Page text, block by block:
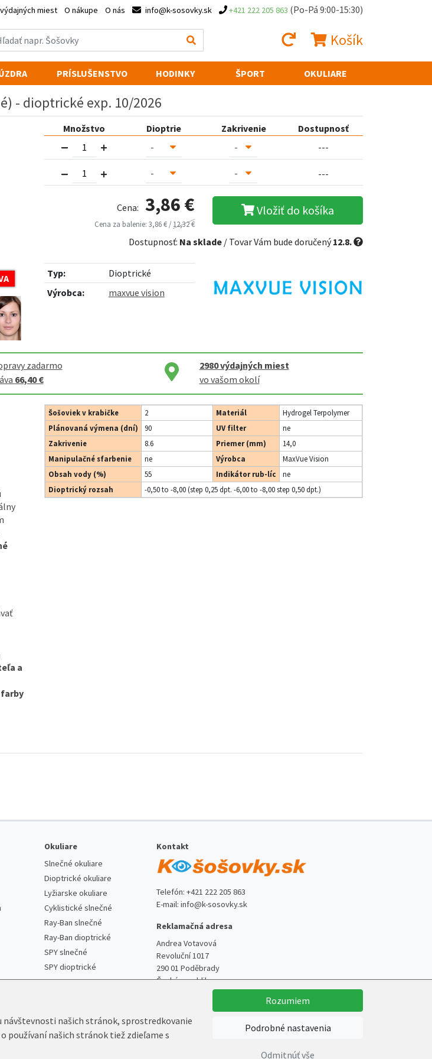
miest O nákupe O nás info@k-sosovky.sk +421 222 205 863 (Po-Pá 9:00-15:30)
Košík
PRÍSLUŠENSTVO HODINKY ŠPORT OKULIARE
- dioptrické exp. 10/2026
Množstvo Dioptrie Zakrivenie
Dostupnosť
---
---
Cena: 3,86 €
Cena za balenie: 3,86 € /12,32 €
Vložiť do košíka
Dostupnosť: Na sklade / Tovar Vám bude doručený12.8.
Typ:
Dioptrické
Výrobca:
maxvue vision
zadarmo
66,40 €
2980výdajných miest
vo vašom okolí
a
Šošoviek v krabičke 2 Materiál
Hydrogel Terpolymer
Plánovaná výmena (dní)
90 UV filter
ne
Zakrivenie
8.6 Priemer (mm)
14,0
Manipulačné sfarbenie
ne Výrobca
MaxVue Vision
Obsah vody (%)
55 Indikátor rub-líc
ne
Dioptrický rozsah
-0,50 to -8,00 (step 0,25 dpt. -6,00 to -8,00 step 0,50 dpt.)
Okuliare
Slnečné okuliare
Dioptrické okuliare
Lyžiarske okuliare
Cyklistické slnečné
Ray-Ban slnečné
Ray-Ban dioptrické
SPY slnečné
SPY dioptrické
Kontakt
Telefón: +421 222 205 863
E-mail: info@k-sosovky.sk
Reklamačná adresa
Andrea Votavová
Revoluční 1017
290 01 Poděbrady
Česká republika
návštevnosti našich stránok, sprostredkovanie
používaní našich stránok tiež zdieľame s
Rozumiem
Podrobné nastavenia
Odmitnúť vše